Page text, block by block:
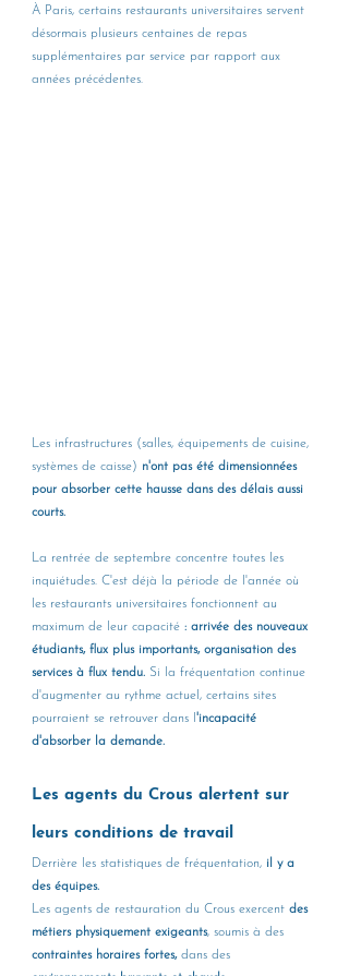
À Paris, certains restaurants universitaires servent
désormais plusieurs centaines de repas
supplémentaires par service par rapport aux
années précédentes.
Les infrastructures (salles, équipements de cuisine,
systèmes de caisse) n'ont pas été dimensionnées
pour absorber cette hausse dans des délais aussi
courts.
La rentrée de septembre concentre toutes les
inquiétudes. C'est déjà la période de l'année où
les restaurants universitaires fonctionnent au
maximum de leur capacité : arrivée des nouveaux
étudiants, flux plus importants, organisation des
services à flux tendu. Si la fréquentation continue
d'augmenter au rythme actuel, certains sites
pourraient se retrouver dans l 'incapacité
d'absorber la demande.
Les agents du Crous alertent sur
leurs conditions de travail
Derrière les statistiques de fréquentation, il y a
des équipes.
Les agents de restauration du Crous exercent des
métiers physiquement exigeants, soumis à des
contraintes horaires fortes, dans des